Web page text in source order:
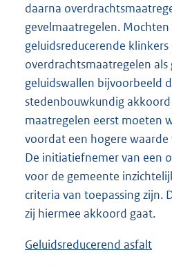
daarna
gevelmaatregelen.
geluidsreducerende
overdrachtsmaatregelen als
geluidswallen bijvoorbeeld
stedenbouwkundig
maatregelen eerst moeten
voordat een hogere
De initiatiefnemer van een
voor de gemeente
criteria van toepassing zijn.
zij hiermee akkoord gaat.
Geluidsreducerend asfalt